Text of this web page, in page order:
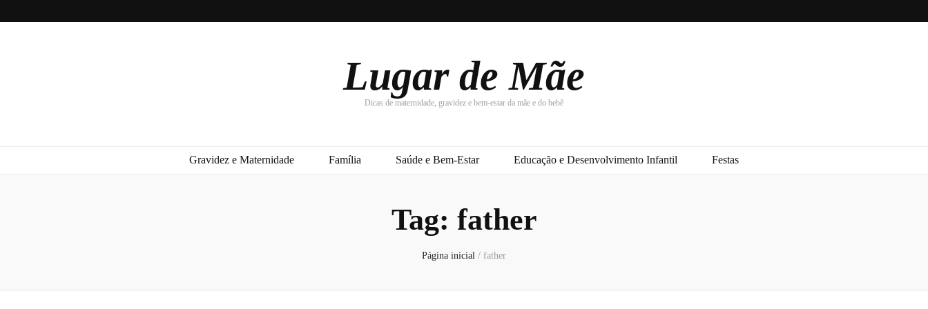
Lugar de Mãe
Dicas de maternidade, gravidez e bem-estar da mãe e do bebê
Gravidez e Maternidade Família Saúde e Bem-Estar Educação e Desenvolvimento Infantil Festas
Tag: father
Página inicial / father